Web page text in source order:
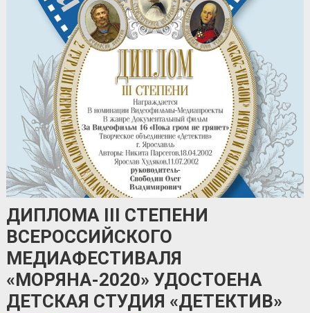
ДИПЛОМА III СТЕПЕНИ
ВСЕРОССИЙСКОГО
МЕДИАФЕСТИВАЛЯ
«МОРЯНА-2020» УДОСТОЕНА
ДЕТСКАЯ СТУДИЯ «ДЕТЕКТИВ»